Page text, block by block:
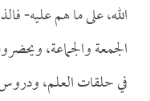
الله، على ما هم عليه-
الجمعة والجماعة،
في حلقات العلم، ودروس